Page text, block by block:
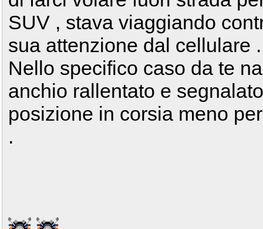
SUV , stava viaggiando
sua attenzione dal cellulare .
Nello specifico caso da te
anchio rallentato e
posizione in corsia meno
.